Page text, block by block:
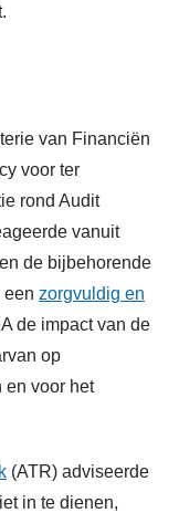
van Financiën
voor ter
rond Audit
vanuit
de bijbehorende
een zorgvuldig en
de impact van de
op
en voor het
(ATR) adviseerde
in te dienen,